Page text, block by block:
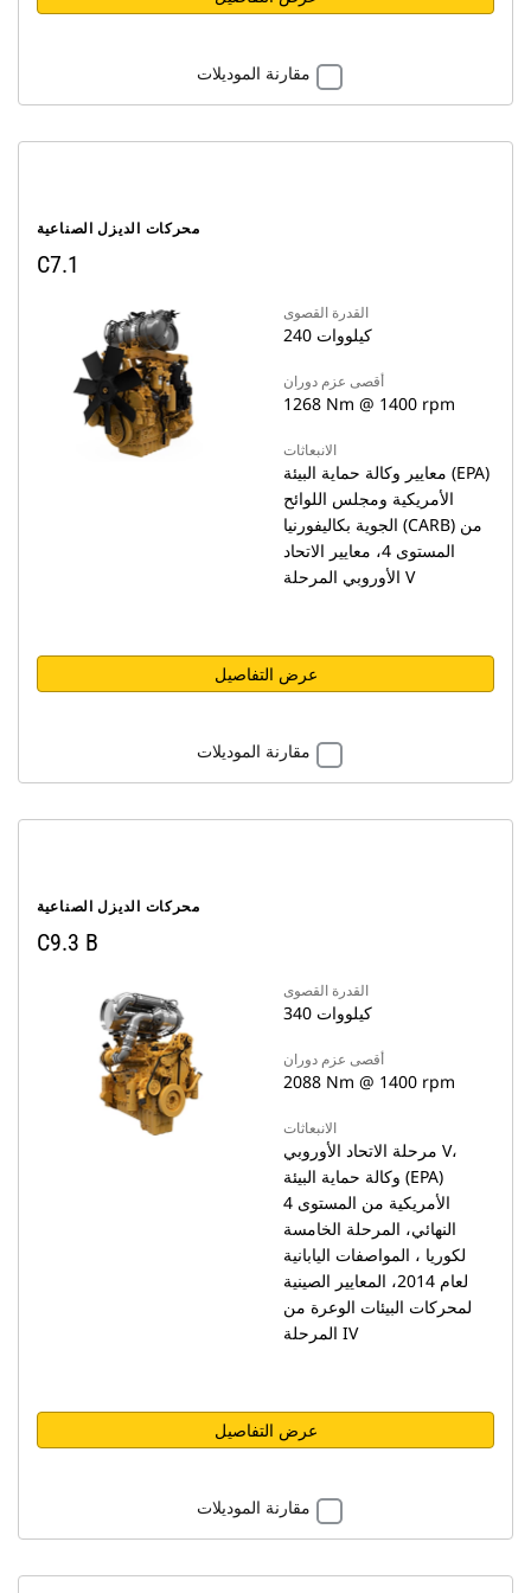
مقارنة الموديلات
محركات الديزل الصناعية
C7.1
القدرة القصوى
240 كيلووات
أقصى عزم دوران
1268 Nm @ 1400 rpm
الانبعاثات
معايير وكالة حماية البيئة (EPA)
الأمريكية ومجلس اللوائح
الجوية بكاليفورنيا (CARB) من
المستوى 4، معايير الاتحاد
الأوروبي المرحلة V
عرض التفاصيل
مقارنة الموديلات
محركات الديزل الصناعية
C9.3 B
القدرة القصوى
340 كيلووات
أقصى عزم دوران
2088 Nm @ 1400 rpm
الانبعاثات
مرحلة الاتحاد الأوروبي V،
وكالة حماية البيئة (EPA)
الأمريكية من المستوى 4
النهائي، المرحلة الخامسة
لكوريا ، المواصفات اليابانية
لعام 2014، المعايير الصينية
لمحركات البيئات الوعرة من
المرحلة IV
عرض التفاصيل
مقارنة الموديلات